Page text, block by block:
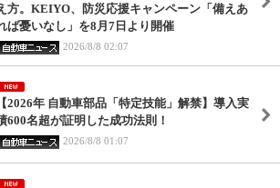
方。KEIYO、防災応援キャンペーン「備えあ
ば憂いなし」を8月7日より開催
2026/8/8 02:07
【2026年 自動車部品「特定技能」解禁】導入実
600名超が証明した成功法則！
2026/8/8 01:07